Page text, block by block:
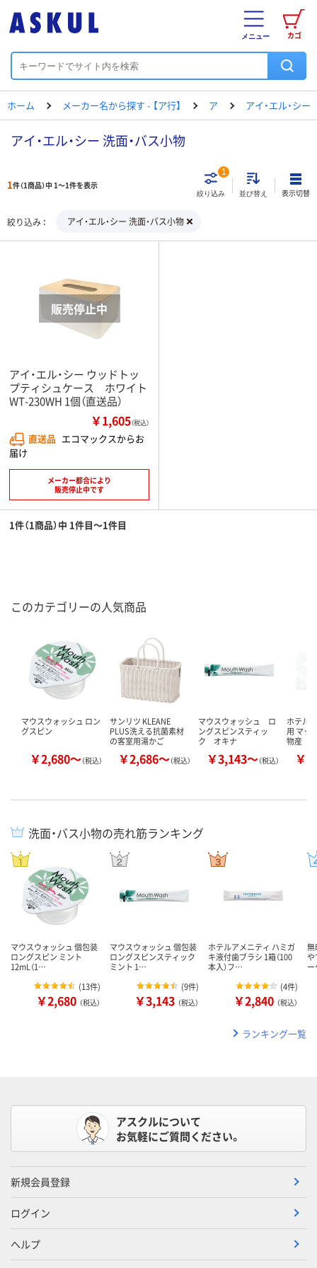
カゴ
メニュー
ホーム メーカー名から探す - 【ア行】 ア アイ・エル・シー
アイ・エル・シー 洗面・バス小物
1件（1商品）中 1～1件を表示
絞り込み
1
並び替え 表示切替
絞り込み アイ・エル・シー 洗面・バス小物
アイ・エル・シー ウッドトッ
プティシュケース ホワイト
WT-230WH 1個（直送品）
￥1,605（税込）
直送品 エコマックスからお
届け
メーカー都合により
販売停止中です
1件（1商品）中 1件目～1件目
このカテゴリーの人気商品
マウスウォッシュ ロン
グスピン
￥2,680～（税込）
サンリツ KLEANE
PLUS洗える抗菌素材
の客室用湯かご
￥2,686～（税込）
マウスウォッシュ ロ
ングスピンスティッ
ク オキナ
￥3,143～（税込）
ホテル
用 マッ
物産
￥
洗面・バス小物の売れ筋ランキング
マウスウォッシュ 個包装
ロングスピン ミント
12mL（1…
(13件)
￥2,680 （税込）
マウスウォッシュ 個包装
ロングスピンスティック
ミント 1…
(9件)
￥3,143 （税込）
ホテルアメニティ ハミガ
キ液付歯ブラシ 1箱（100
本入）フ…
(4件)
￥2,840 （税込）
無
や
ランキング一覧
アスクルについて
お気軽にご質問ください。
新規会員登録
ログイン
ヘルプ